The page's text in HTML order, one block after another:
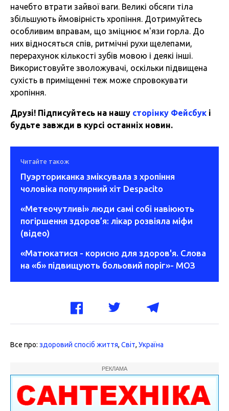
начебто втрати зайвої ваги. Великі обсяги тіла
збільшують ймовірність хропіння. Дотримуйтесь
особливим вправам, що зміцнює м'язи горла. До
них відносяться спів, ритмічні рухи щелепами,
перерахунок кількості зубів мовою і деякі інші.
Використовуйте зволожувачі, оскільки підвищена
сухість в приміщенні теж може спровокувати
хропіння.
Друзі! Підписуйтесь на нашу сторінку Фейсбук і
будьте завжди в курсі останніх новин.
Читайте також
Пуэрториканка зміксувала з хропіння
чоловіка популярний хіт Despacito
«Метеочутливі» люди самі собі навіюють
погіршення здоров’я: лікар розвіяла міфи
(відео)
«Матюкатися - корисно для здоров'я. Слова
на «б» підвищують больовий поріг»- МОЗ
Все про: здоровий спосіб життя, Світ, Україна
РЕКЛАМА